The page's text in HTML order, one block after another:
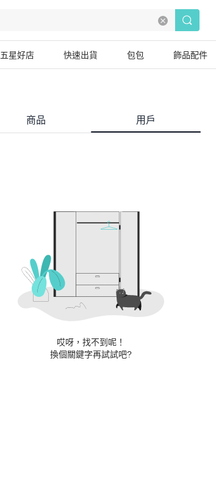
五星好店 快速出貨 包包 飾品配件
商品 用戶
哎呀，找不到呢！
換個關鍵字再試試吧?